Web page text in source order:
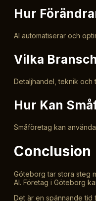
Hur
AI automatiserar och
Vilka
Detaljhandel, teknik och
Hur Kan
Småföretag kan
Conclusion
Göteborg tar stora steg
AI. Företag i Göteborg
Det är en spännande tid